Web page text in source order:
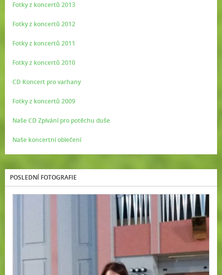
Fotky z koncertů 2013
Fotky z koncertů 2012
Fotky z koncertů 2011
Fotky z koncertů 2010
CD Koncert pro varhany
Fotky z koncertů 2009
Naše CD Zpívání pro potěchu duše
Naše koncertní oblečení
POSLEDNÍ FOTOGRAFIE